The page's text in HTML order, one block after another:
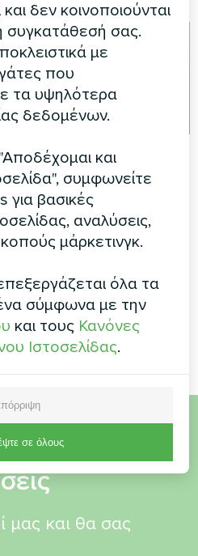
Ιδιωτική κατοικία
Θερμοστάτης δαπέδου
Mycond ORB Heat
ή
μας και θα σας
δεν κοινοποιούνται
συγκατάθεσή σας.
με
που
τα υψηλότερα
δεδομένων.
και
συμφωνείτε
βασικές
αναλύσεις,
μάρκετινγκ.
όλα τα
σύμφωνα με την
και τους Κανόνες
Ιστοσελίδας.
σε όλους